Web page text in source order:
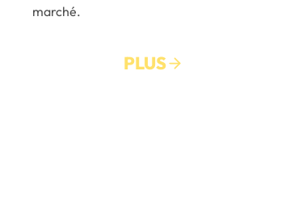
marché.
PLUS